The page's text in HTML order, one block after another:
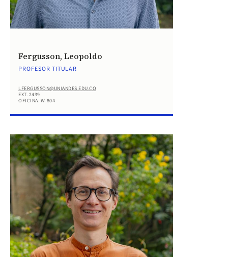
Fergusson, Leopoldo
PROFESOR TITULAR
LFERGUSSON@UNIANDES.EDU.CO
EXT. 2439
OFICINA: W-804